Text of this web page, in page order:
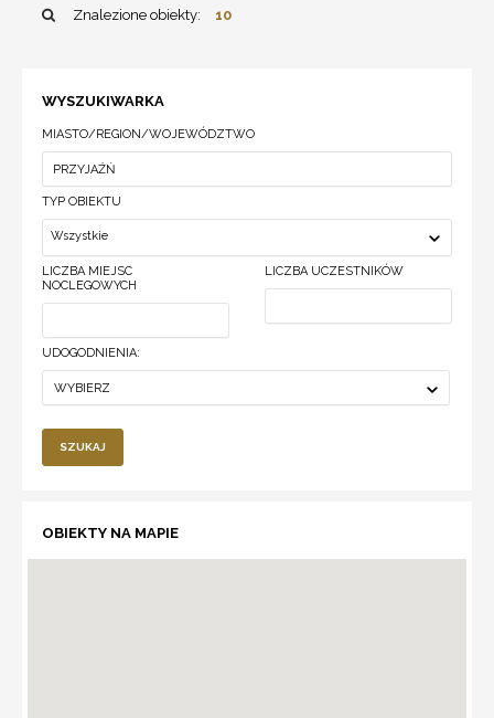
Znalezione obiekty: 10
WYSZUKIWARKA
MIASTO/REGION/WOJEWÓDZTWO
TYP OBIEKTU
Wszystkie
LICZBA MIEJSC
NOCLEGOWYCH
LICZBA UCZESTNIKÓW
UDOGODNIENIA:
WYBIERZ
SZUKAJ
OBIEKTY NA MAPIE